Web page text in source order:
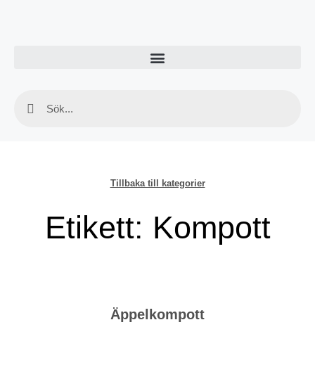
Tillbaka till kategorier
Etikett: Kompott
Äppelkompott